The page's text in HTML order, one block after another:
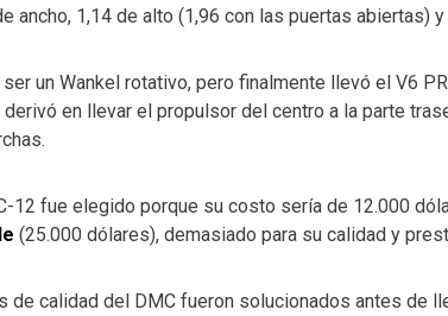
ancho, 1,14 de alto (1,96 con las puertas abiertas)
un Wankel rotativo, pero finalmente llevó el V6
derivó en llevar el propulsor del centro a la parte
12 fue elegido porque su costo sería de 12.000
(25.000 dólares), demasiado para su calidad y
de calidad del DMC fueron solucionados antes de